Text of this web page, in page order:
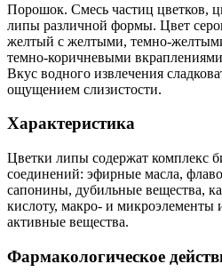
Порошок. Смесь частиц цветков,
липы различной формы. Цвет
желтый с желтыми, темно-
темно‑коричневыми
Вкус водного извлечения
ощущением слизистости.
Характеристика
Цветки липы содержат комплекс
соединений: эфирные масла,
сапонины, дубильные вещества,
кислоту, макро- и микроэлементы
активные вещества.
Фармакологическое